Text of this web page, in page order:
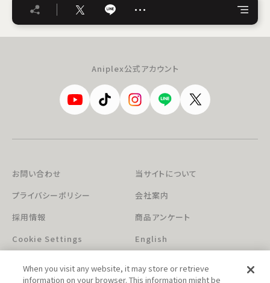
…
Aniplex公式アカウント
お問い合わせ
当サイトについて
プライバシーポリシー
会社案内
採用情報
商品アンケート
Cookie Settings
English
When you visit any website, it may store or retrieve
information on your browser. This information might be